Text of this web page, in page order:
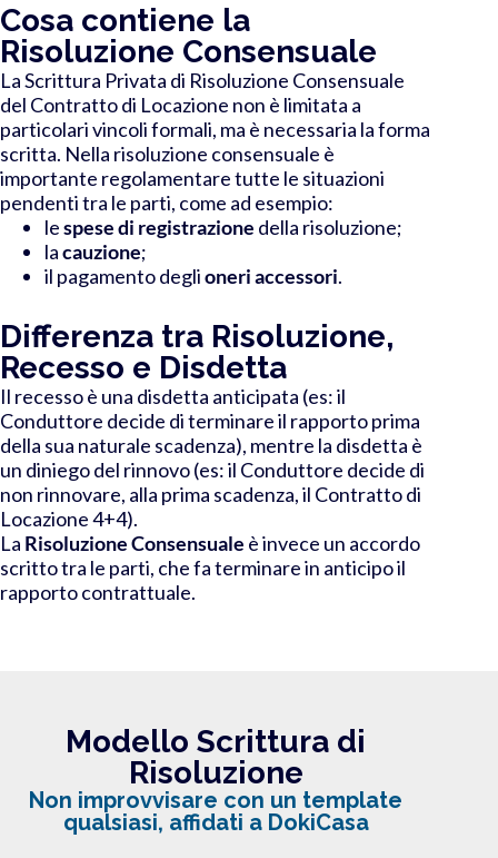
Cosa contiene la
Risoluzione Consensuale
La Scrittura Privata di Risoluzione Consensuale
del Contratto di Locazione non è limitata a
particolari vincoli formali, ma è necessaria la forma
scritta. Nella risoluzione consensuale è
importante regolamentare tutte le situazioni
pendentitra le parti, come ad esempio:
lespese di registrazione della risoluzione;
lacauzione;
il pagamento deglioneri accessori.
Differenza tra Risoluzione,
Recesso e Disdetta
Il recesso è una disdetta anticipata (es: il
Conduttore decide di terminare il rapporto prima
della sua naturale scadenza), mentre la disdetta è
un diniego del rinnovo (es: il Conduttore decide di
non rinnovare, alla prima scadenza, il Contratto di
Locazione 4+4).
La Risoluzione Consensuale è invece un accordo
scritto tra le parti, che faterminare in anticipo il
rapporto contrattuale.
Modello Scrittura di
Risoluzione
Non improvvisare con un template
qualsiasi, affidati a DokiCasa